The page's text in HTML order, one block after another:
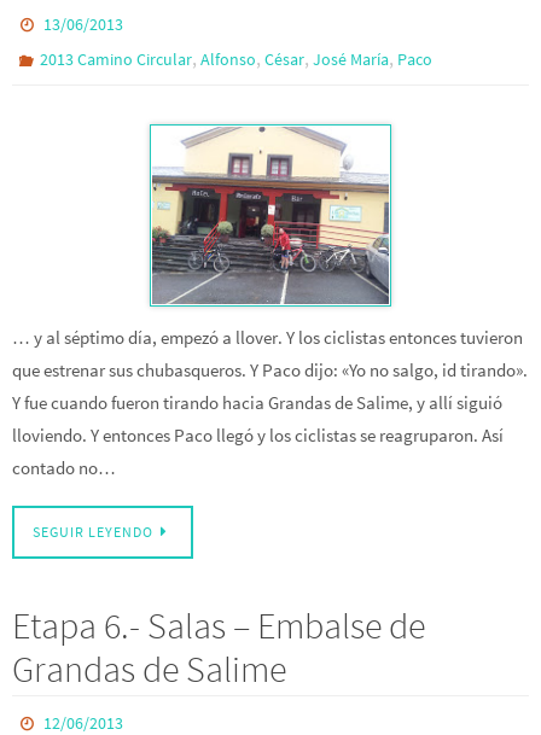
13/06/2013
2013 Camino Circular,Alfonso,César,José María, Paco
… y al séptimo día, empezó a llover. Y los ciclistas entonces tuvieron
que estrenar sus chubasqueros. Y Paco dijo: «Yo no salgo, id tirando».
Y fue cuando fueron tirando hacia Grandas de Salime, y allí siguió
lloviendo. Y entonces Paco llegó y los ciclistas se reagruparon. Así
contado no…
SEGUIR LEYENDO
Etapa 6.- Salas – Embalse de
Grandas de Salime
12/06/2013